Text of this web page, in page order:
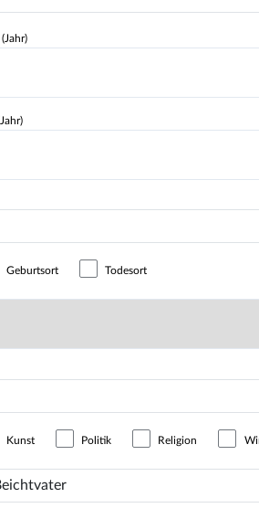
Geburtsort Todesort
Kunst Politik Religion